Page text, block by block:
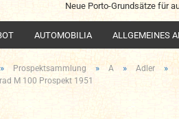
Neue Porto-Grundsätze für
AUTOMOBILIA ALLGEMEINES
» Prospektsammlung » A » Adler »
M 100 Prospekt 1951